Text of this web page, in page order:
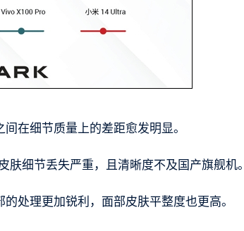
在细节质量上的差距愈发明显。
细节丢失严重，且清晰度不及国产旗舰机。
处理更加锐利，面部皮肤平整度也更高。